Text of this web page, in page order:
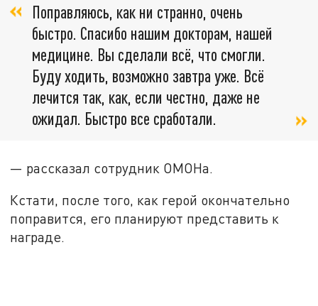
Поправляюсь, как ни странно, очень
быстро. Спасибо нашим докторам, нашей
медицине. Вы сделали всё, что смогли.
Буду ходить, возможно завтра уже. Всё
лечится так, как, если честно, даже не
ожидал. Быстро все сработали.
— рассказал сотрудник ОМОНа.
Кстати, после того, как герой окончательно
поправится, его планируют представить к
награде.